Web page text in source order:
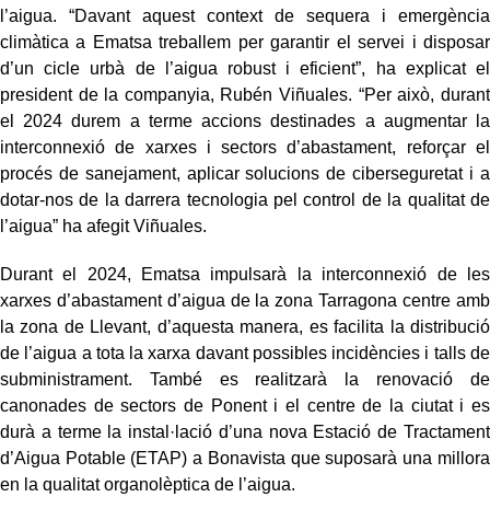
l’aigua. “Davant aquest context de sequera i emergència
climàtica a Ematsa treballem per garantir el servei i disposar
d’un cicle urbà de l’aigua robust i eficient”, ha explicat el
president de la companyia, Rubén Viñuales. “Per això, durant
el 2024 durem a terme accions destinades a augmentar la
interconnexió de xarxes i sectors d’abastament, reforçar el
procés de sanejament, aplicar solucions de ciberseguretat i a
dotar-nos de la darrera tecnologia pel control de la qualitat de
l’aigua” ha afegit Viñuales.
Durant el 2024, Ematsa impulsarà la interconnexió de les
xarxes d’abastament d’aigua de la zona Tarragona centre amb
la zona de Llevant, d’aquesta manera, es facilita la distribució
de l’aigua a tota la xarxa davant possibles incidències i talls de
subministrament. També es realitzarà la renovació de
canonades de sectors de Ponent i el centre de la ciutat i es
durà a terme la instal·lació d’una nova Estació de Tractament
d’Aigua Potable (ETAP) a Bonavista que suposarà una millora
en la qualitat organolèptica de l’aigua.